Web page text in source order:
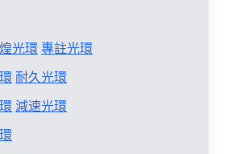
光環專註光環
耐久光環
減速光環